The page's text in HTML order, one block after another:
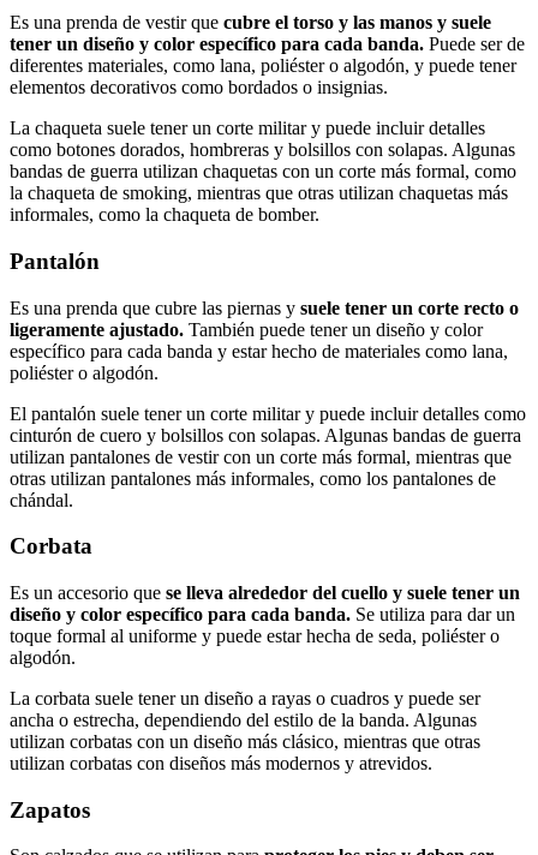
Es una prenda de vestir que cubre el torso y las manos y suele
tener un diseño y color específico para cada banda. Puede ser de
diferentes materiales, como lana, poliéster o algodón, y puede tener
elementos decorativos como bordados o insignias.
La chaqueta suele tener un corte militar y puede incluir detalles
como botones dorados, hombreras y bolsillos con solapas. Algunas
bandas de guerra utilizan chaquetas con un corte más formal, como
la chaqueta de smoking, mientras que otras utilizan chaquetas más
informales, como la chaqueta de bomber.
Pantalón
Es una prenda que cubre las piernas y suele tener un corte recto o
ligeramente ajustado. También puede tener un diseño y color
específico para cada banda y estar hecho de materiales como lana,
poliéster o algodón.
El pantalón suele tener un corte militar y puede incluir detalles como
cinturón de cuero y bolsillos con solapas. Algunas bandas de guerra
utilizan pantalones de vestir con un corte más formal, mientras que
otras utilizan pantalones más informales, como los pantalones de
chándal.
Corbata
Es un accesorio que se lleva alrededor del cuello y suele tener un
diseño y color específico para cada banda. Se utiliza para dar un
toque formal al uniforme y puede estar hecha de seda, poliéster o
algodón.
La corbata suele tener un diseño a rayas o cuadros y puede ser
ancha o estrecha, dependiendo del estilo de la banda. Algunas
utilizan corbatas con un diseño más clásico, mientras que otras
utilizan corbatas con diseños más modernos y atrevidos.
Zapatos